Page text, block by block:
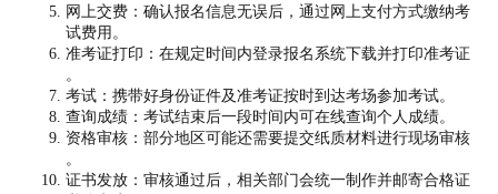
网上交费：确认报名信息无误后，通过网上支付方式缴纳考
试费用。
准考证打印：在规定时间内登录报名系统下载并打印准考证
。
考试：携带好身份证件及准考证按时到达考场参加考试。
查询成绩：考试结束后一段时间内可在线查询个人成绩。
资格审核：部分地区可能还需要提交纸质材料进行现场审核
。
证书发放：审核通过后，相关部门会统一制作并邮寄合格证